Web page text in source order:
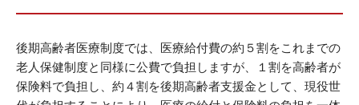
後期高齢者医療制度では、医療給付費の約５割をこれまでの
老人保健制度と同様に公費で負担しますが、１割を高齢者が
保険料で負担し、約４割を後期高齢者支援金として、現役世